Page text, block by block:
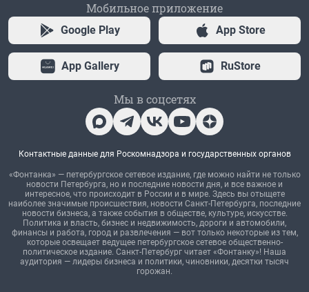
Мобильное приложение
Google Play App Store
App Gallery RuStore
Мы в соцсетях
Контактные данные для Роскомнадзора и государственных органов
«Фонтанка» — петербургское сетевое издание, где можно найти не только
новости Петербурга, но и последние новости дня, и все важное и
интересное, что происходит в России и в мире. Здесь вы отыщете
наиболее значимые происшествия, новости Санкт-Петербурга, последние
новости бизнеса, а также события в обществе, культуре, искусстве.
Политика и власть, бизнес и недвижимость, дороги и автомобили,
финансы и работа, город и развлечения — вот только некоторые из тем,
которые освещает ведущее петербургское сетевое общественно-
политическое издание. Санкт-Петербург читает «Фонтанку»! Наша
аудитория — лидеры бизнеса и политики, чиновники, десятки тысяч
горожан.